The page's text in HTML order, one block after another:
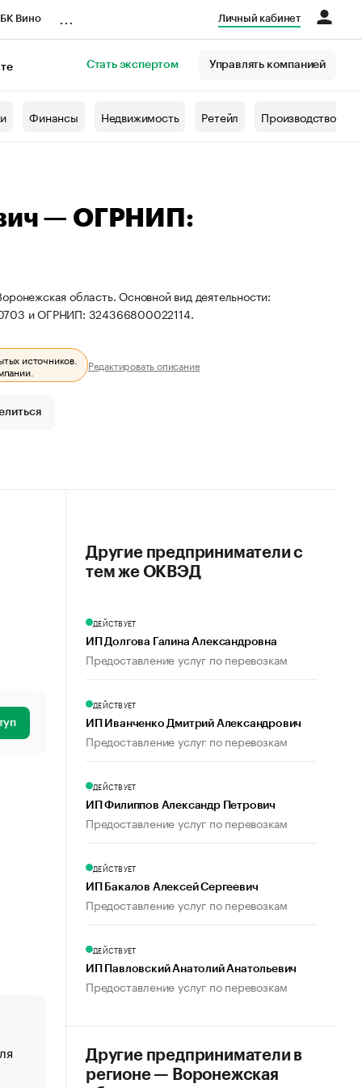
Вино Личный кабинет
Стать экспертом Управлять компанией
Финансы Недвижимость Ретейл Производство
— ОГРНИП:
область. Основной вид деятельности:
и ОГРНИП: 324366800022114.
источников.
Редактировать описание
«От спорта тело стареет иначе». Как живет глава
создавшей GTA
Другие предприниматели с
тем же ОКВЭД
ДЕЙСТВУЕТ
ИП Долгова Галина Александровна
Предоставление услуг по перевозкам
ДЕЙСТВУЕТ
ИП Иванченко Дмитрий Александрович
Предоставление услуг по перевозкам
ДЕЙСТВУЕТ
ИП Филиппов Александр Петрович
Предоставление услуг по перевозкам
ДЕЙСТВУЕТ
ИП Бакалов Алексей Сергеевич
Предоставление услуг по перевозкам
ДЕЙСТВУЕТ
ИП Павловский Анатолий Анатольевич
Предоставление услуг по перевозкам
Другие предприниматели в
регионе — Воронежская